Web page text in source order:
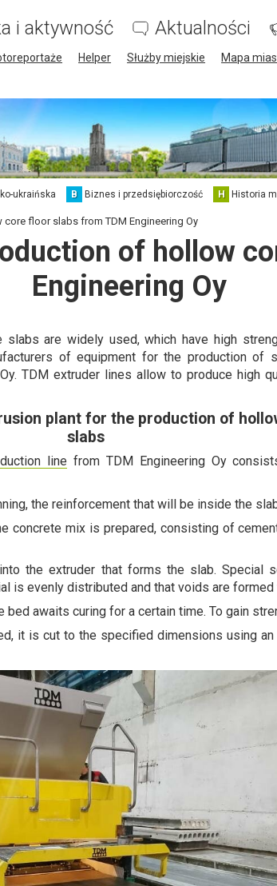
i aktywność Aktualności
Helper Służby miejskie Mapa
ukraińska B Biznes i przedsiębiorczość H Historia
floor slabs from TDM Engineering Oy
of hollow
Engineering Oy
slabs are widely used, which have high
of equipment for the production of
TDM extruder lines allow to produce high
plant for the production of
slabs
line from TDM Engineering Oy
the reinforcement that will be inside the
concrete mix is prepared, consisting of
the extruder that forms the slab. Special
is evenly distributed and that voids are formed
awaits curing for a certain time. To gain
it is cut to the specified dimensions using an